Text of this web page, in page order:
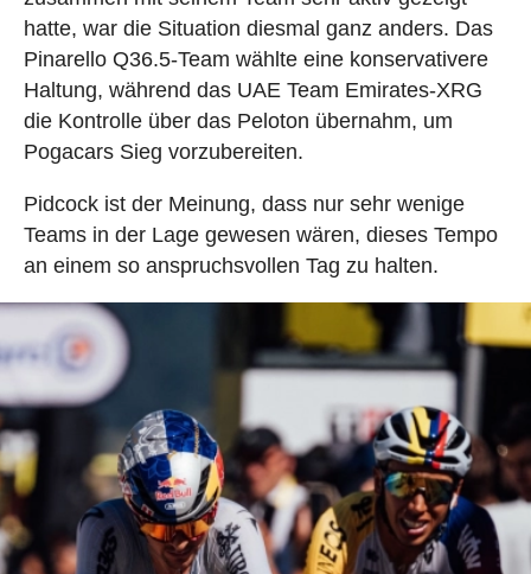
hatte, war die Situation diesmal ganz anders. Das
Pinarello Q36.5-Team wählte eine konservativere
Haltung, während das UAE Team Emirates-XRG
die Kontrolle über das Peloton übernahm, um
Pogacars Sieg vorzubereiten.
Pidcock ist der Meinung, dass nur sehr wenige
Teams in der Lage gewesen wären, dieses Tempo
an einem so anspruchsvollen Tag zu halten.